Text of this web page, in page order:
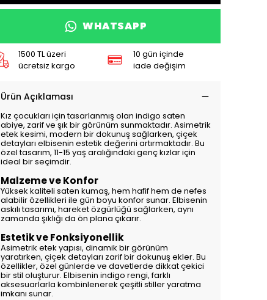
WHATSAPP
1500 TL üzeri
ücretsiz kargo
10 gün içinde
iade değişim
Ürün Açıklaması
Kız çocukları için tasarlanmış olan indigo saten
abiye, zarif ve şık bir görünüm sunmaktadır. Asimetrik
etek kesimi, modern bir dokunuş sağlarken, çiçek
detayları elbisenin estetik değerini artırmaktadır. Bu
özel tasarım, 11-15 yaş aralığındaki genç kızlar için
ideal bir seçimdir.
Malzeme ve Konfor
Yüksek kaliteli saten kumaş, hem hafif hem de nefes
alabilir özellikleri ile gün boyu konfor sunar. Elbisenin
askılı tasarımı, hareket özgürlüğü sağlarken, aynı
zamanda şıklığı da ön plana çıkarır.
Estetik ve Fonksiyonellik
Asimetrik etek yapısı, dinamik bir görünüm
yaratırken, çiçek detayları zarif bir dokunuş ekler. Bu
özellikler, özel günlerde ve davetlerde dikkat çekici
bir stil oluşturur. Elbisenin indigo rengi, farklı
aksesuarlarla kombinlenerek çeşitli stiller yaratma
imkanı sunar.